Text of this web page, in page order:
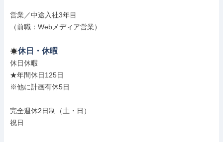
営業／中途入社3年目
（前職：Webメディア営業）
休日・休暇
休日休暇
★年間休日125日
※他に計画有休5日
完全週休2日制（土・日）
祝日